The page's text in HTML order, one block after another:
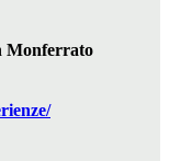
Monferrato